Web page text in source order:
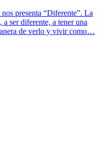
presenta “Diferente”. La
ser diferente, a tener una
de verlo y vivir como…